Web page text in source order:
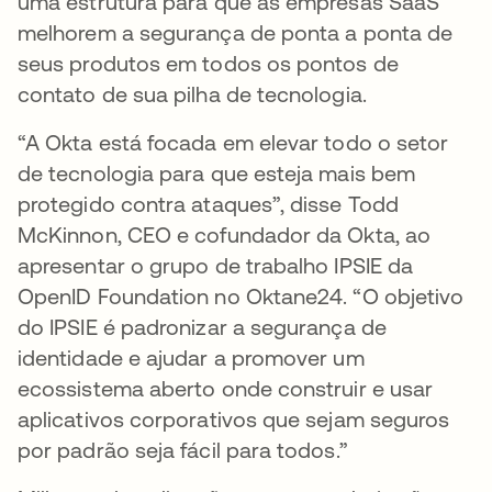
melhorem a segurança de ponta a ponta de
seus produtos em todos os pontos de
contato de sua pilha de tecnologia.
“A Okta está focada em elevar todo o setor
de tecnologia para que esteja mais bem
protegido contra ataques”, disse Todd
McKinnon, CEO e cofundador da Okta, ao
apresentar o grupo de trabalho IPSIE da
OpenID Foundation no Oktane24. “O objetivo
do IPSIE é padronizar a segurança de
identidade e ajudar a promover um
ecossistema aberto onde construir e usar
aplicativos corporativos que sejam seguros
por padrão seja fácil para todos.”